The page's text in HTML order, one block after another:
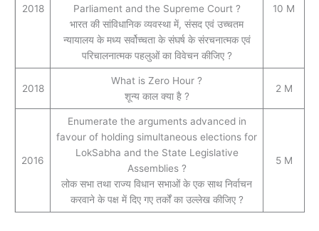
2018
Parliament and the Supreme Court ?
भारत की सांविधानिक व्यवस्था में, संसद एवं उच्चतम
न्यायालय के मध्य सर्वोच्चता के संघर्ष के संरचनात्मक एवं
परिचालनात्मक पहलुओं का विवेचन कीजिए ?
10 M
2018
What is Zero Hour ?
शून्य काल क्या है ?
2 M
2016
Enumerate the arguments advanced in
favour of holding simultaneous elections for
LokSabha and the State Legislative
Assemblies ?
लोक सभा तथा राज्य विधान सभाओं के एक साथ निर्वाचन
करवाने के पक्ष में दिए गए तर्कों का उल्लेख कीजिए ?
5 M